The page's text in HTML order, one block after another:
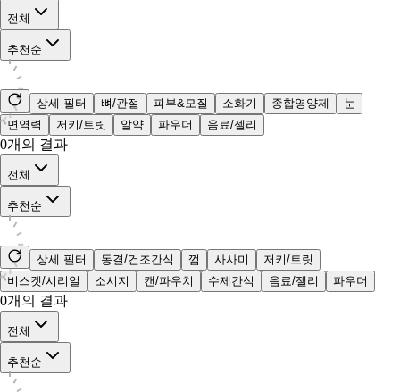
전체
추천순
상세 필터 뼈/관절 피부&모질 소화기 종합영양제
눈
면역력
저키/트릿 알약 파우더 음료/젤리
0개의 결과
전체
추천순
상세 필터 동결/건조간식 껌 사사미
저키/트릿
비스켓/시리얼
소시지 캔/파우치 수제간식 음료/젤리 파우더
0개의 결과
전체
추천순